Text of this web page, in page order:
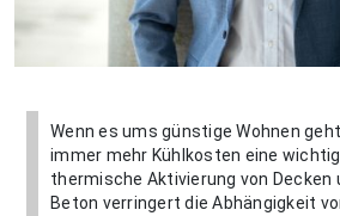
Wenn es ums günstige Wohnen
immer mehr Kühlkosten eine
thermische Aktivierung von Decken
Beton verringert die Abhängigkeit